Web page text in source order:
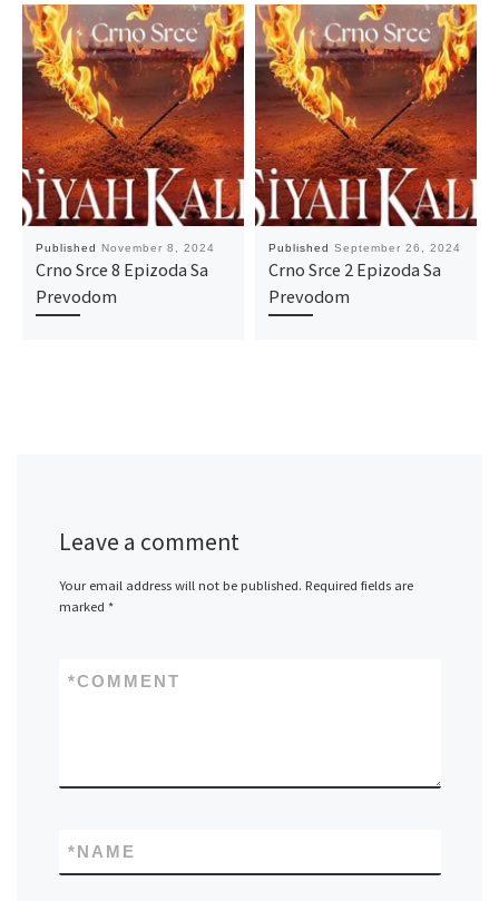
Published November 8, 2024
Crno Srce 8 Epizoda Sa
Prevodom
Published September 26, 2024
Crno Srce 2 Epizoda Sa
Prevodom
Leave a comment
Your email address will not be published. Required fields are
marked *
COMMENT
*
NAME
*